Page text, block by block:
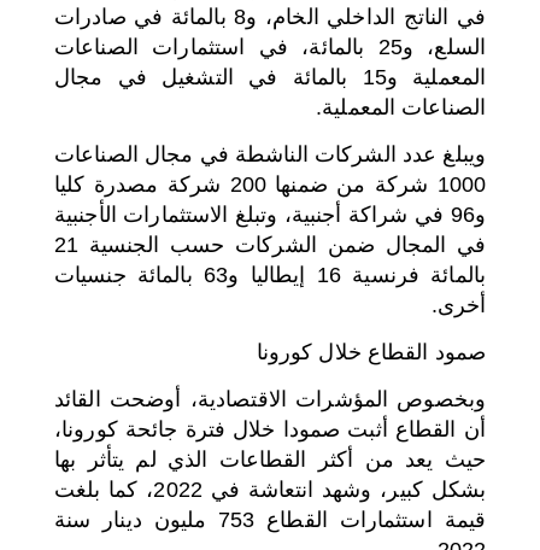
في الناتج الداخلي الخام، و8 بالمائة في صادرات
السلع، و25 بالمائة، في استثمارات الصناعات
المعملية و15 بالمائة في التشغيل في مجال
الصناعات المعملية.
ويبلغ عدد الشركات الناشطة في مجال الصناعات
1000 شركة من ضمنها 200 شركة مصدرة كليا
و96 في شراكة أجنبية، وتبلغ الاستثمارات الأجنبية
في المجال ضمن الشركات حسب الجنسية 21
بالمائة فرنسية 16 إيطاليا و63 بالمائة جنسيات
أخرى.
صمود القطاع خلال كورونا
وبخصوص المؤشرات الاقتصادية، أوضحت القائد
أن القطاع أثبت صمودا خلال فترة جائحة كورونا،
حيث يعد من أكثر القطاعات الذي لم يتأثر بها
بشكل كبير، وشهد انتعاشة في 2022، كما بلغت
قيمة استثمارات القطاع 753 مليون دينار سنة